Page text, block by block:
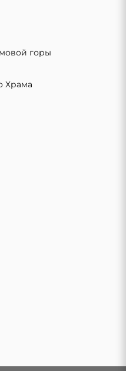
горы
Храма